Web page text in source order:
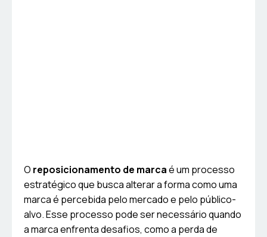
O reposicionamento de marcaé um processo
estratégico que busca alterar a forma como uma
marca é percebida pelo mercado e pelo público-
alvo. Esse processo pode ser necessário quando
a marca enfrenta desafios, como a perda de